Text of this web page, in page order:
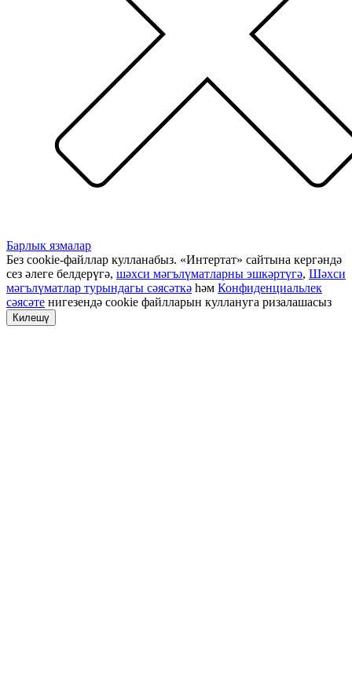
Барлык язмалар
Без cookie-файллар кулланабыз. «Интертат» сайтына кергәндә
сез әлеге белдерүгә, шәхси мәгълүматларны эшкәртүгә, Шәхси
мәгълүматлар турындагы сәясәткә һәм Конфиденциальлек
сәясәте нигезендә cookie файлларын куллануга ризалашасыз
Килешү